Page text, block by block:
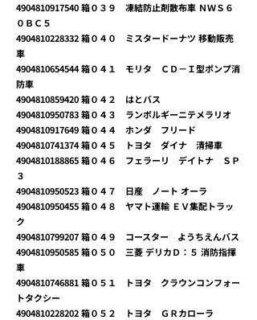
4904810917540箱０３９ 凍結防止剤散布車 ＮＷＳ６
０ＢＣ５
4904810228332箱０４０ ミスタードーナツ 移動販売
車
4904810654544箱０４１ モリタ ＣＤ－Ｉ型ポンプ消
防車
4904810859420箱０４２ はとバス
4904810950783箱０４３ ランボルギーニテメラリオ
4904810917649箱０４４ ホンダ フリード
4904810741374箱０４５ トヨタ ダイナ 清掃車
4904810188865箱０４６ フェラーリ デイトナ ＳＰ
３
4904810950523箱０４７ 日産 ノート オーラ
4904810950455箱０４８ ヤマト運輸 ＥＶ集配トラッ
ク
4904810799207箱０４９ コースター ようちえんバス
4904810950585箱０５０ 三菱 デリカＤ：５ 消防指揮
車
4904810746881箱０５１ トヨタ クラウンコンフォー
トタクシー
4904810228202箱０５２ トヨタ ＧＲカローラ